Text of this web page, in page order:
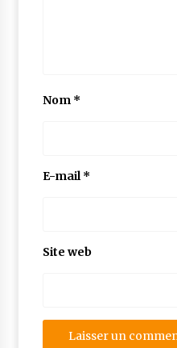
Nom *
E-mail*
Site web